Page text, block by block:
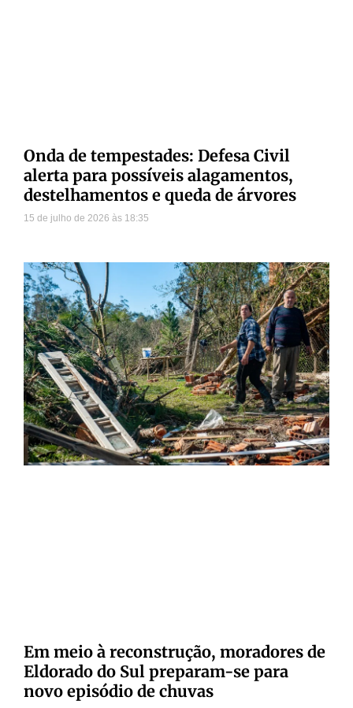
Onda de tempestades: Defesa Civil
alerta para possíveis alagamentos,
destelhamentos e queda de árvores
15 de julho de 2026 18:35
Em meio à reconstrução, moradores de
Eldorado do Sul preparam-se para
novo episódio de chuvas